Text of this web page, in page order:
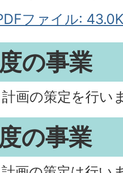
ファイル:
の事業
画の策定を行い
の事業